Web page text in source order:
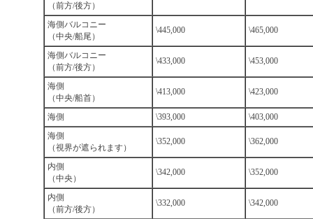
（前方/後方）
海側バルコニー
（中央/船尾）
\445,000 \465,000
海側バルコニー
（前方/後方）
\433,000 \453,000
海側
（中央/船首）
\413,000 \423,000
海側 \393,000
\403,000
海側
（視界が遮られます）
\352,000 \362,000
内側
（中央）
\342,000 \352,000
内側
（前方/後方）
\332,000 \342,000